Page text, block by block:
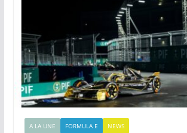
A LA UNE FORMULA E NEWS